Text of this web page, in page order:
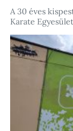
A 30 éves
Karate